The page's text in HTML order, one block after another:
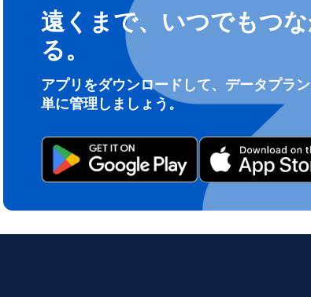
my eSim?
start by checking if your device supports eSIM
mobile carrier to request an eSIM activation. They
a QR code or activation details that you can scan or
Once activated, you can enjoy the benefits of
a physical SIM card!
遠くまで、いつでもつ
る。
アプリをダウンロードして、データプラ
単に管理しましょう。
ログインまたは登録
ログインするか、数秒でアカウントを作成してください。